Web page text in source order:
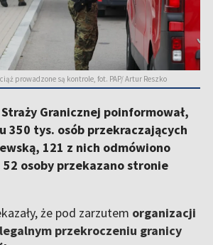
prowadzone są kontrole, fot. PAP/ Artur Reszko
Granicznej poinformował,
350 tys. osób przekraczających
121 z nich odmówiono
osoby przekazano stronie
że pod zarzutem organizacji
przekroczeniu granicy